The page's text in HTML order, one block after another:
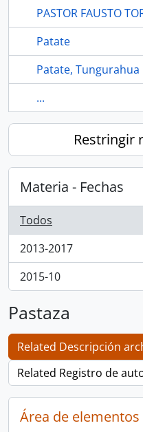
PASTOR FAUSTO
Patate
Patate, Tungurahua
...
Restringir
Materia - Fechas
Todos
2013-2017
, 1 resultados
2015-10
, 1 resultados
Pastaza
Related Descripción
Related Registro de
Área de elementos